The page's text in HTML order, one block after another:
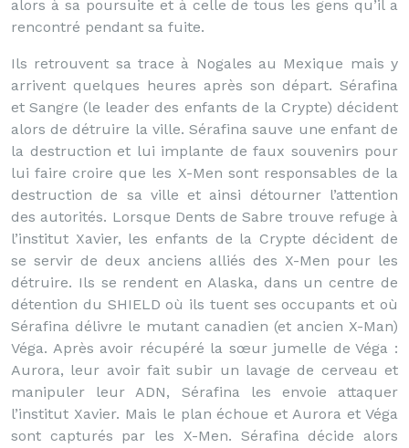
alors à sa poursuite et à celle de tous les gens qu’il a
rencontré pendant sa fuite.
Ils retrouvent sa trace à Nogales au Mexique mais y
arrivent quelques heures après son départ. Sérafina
et Sangre (le leader des enfants de la Crypte) décident
alors de détruire la ville. Sérafina sauve une enfant de
la destruction et lui implante de faux souvenirs pour
lui faire croire que les X-Men sont responsables de la
destruction de sa ville et ainsi détourner l’attention
des autorités. Lorsque Dents de Sabre trouve refuge à
l’institut Xavier, les enfants de la Crypte décident de
se servir de deux anciens alliés des X-Men pour les
détruire. Ils se rendent en Alaska, dans un centre de
détention du SHIELD où ils tuent ses occupants et où
Sérafina délivre le mutant canadien (et ancien X-Man)
Véga. Après avoir récupéré la sœur jumelle de Véga :
Aurora, leur avoir fait subir un lavage de cerveau et
manipuler leur ADN, Sérafina les envoie attaquer
l’institut Xavier. Mais le plan échoue et Aurora et Véga
sont capturés par les X-Men. Sérafina décide alors